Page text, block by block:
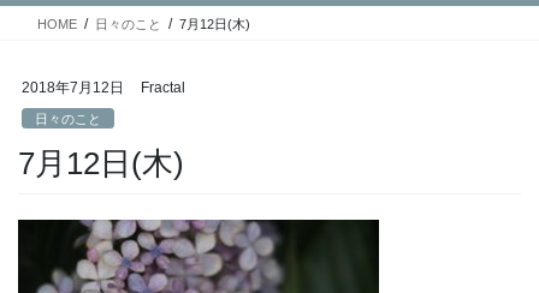
ス
ン
HOME 日々のこと 7月12日(木)
2018年7月12日 Fractal
日々のこと
7月12日(木)